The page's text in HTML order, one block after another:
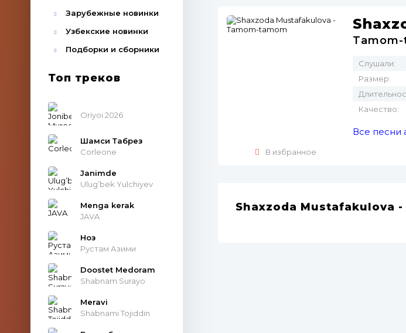
Зарубежные новинки
Узбекские новинки
Подборки и сборники
Топ треков
Oriyoi 2026
Шамси Табрез
Corleone
Janimde
Ulug’bek Yulchiyev
Menga kerak
JAVA
Ноз
Рустам Азими
Doostet Medoram
Shabnam Surayo
Meravi
Shabnami Tojiddin
В избранное
Слушали:
Размер:
Качество:
Все песни
Shaxzoda Mustafakulova